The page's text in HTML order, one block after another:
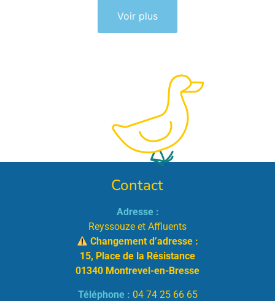
Voir plus
Contact
Adresse :
Reyssouze et Affluents
Changement d’adresse :
15, Place de la Résistance
01340 Montrevel-en-Bresse
Téléphone : 04 74 25 66 65